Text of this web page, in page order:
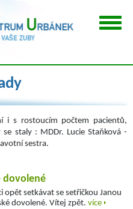
i s rostoucím počtem pacientů,
staly : MDDr. Lucie Staňková -
sestra.
dovolené
opět setkávat se setřičkou Janou
dovolené. Vítej zpět. více